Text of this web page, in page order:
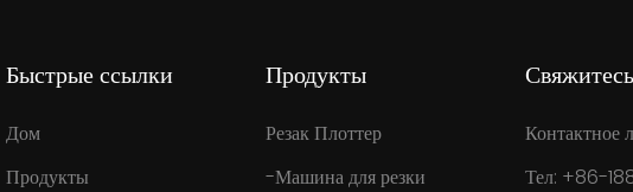
Быстрые ссылки
Дом
Продукты
Продукты
Резак Плоттер
-Машина для резки
Контактное
Тел: +86-